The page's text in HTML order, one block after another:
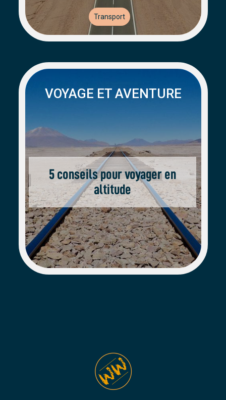
Transport
VOYAGE ET AVENTURE
5 conseils pour voyager en
altitude